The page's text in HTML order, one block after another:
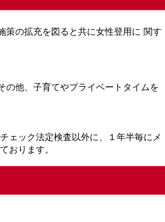
策の拡充を図ると共に女性登用に 関す
他、子育てやプライベートタイムを
ェック法定検査以外に、１年半毎にメ
おります。